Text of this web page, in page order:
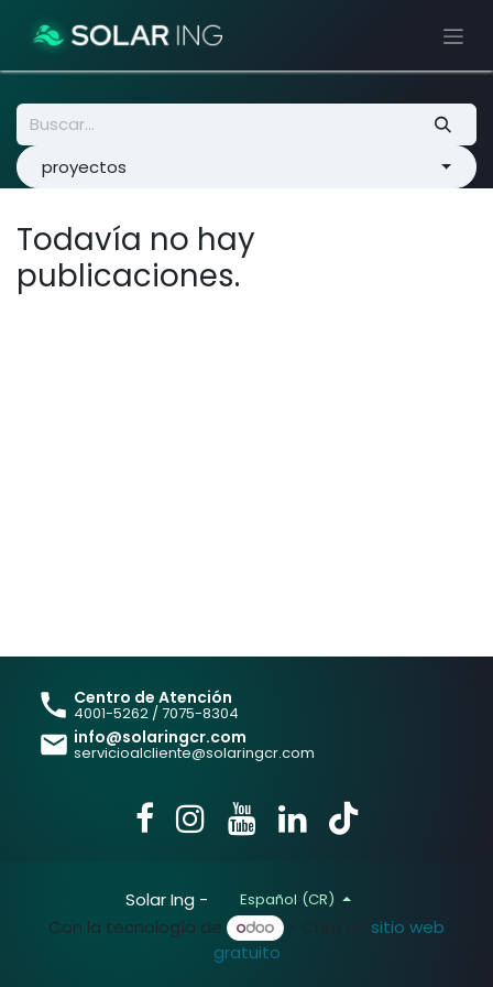
proyectos
Todavía no hay
publicaciones.
Centro de Atención
4001-5262 / 7075-8304
info@solaringcr.com
servicioalcliente@solaringcr.com
Solar Ing - Español (CR)
Con la tecnología de - Cree un sitio web
gratuito